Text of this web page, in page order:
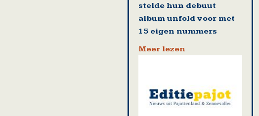
stelde hun debuut
album unfold voor met
15 eigen nummers
Meer lezen